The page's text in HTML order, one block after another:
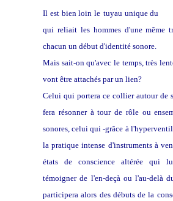
Il est bien loin le tuyau unique du
qui reliait les hommes d'une même
chacun un début d'identité sonore.
Mais sait-on qu'avec le temps, très
vont être attachés par un lien?
Celui qui portera ce collier autour de
fera résonner à tour de rôle ou
sonores, celui qui -grâce à
la pratique intense d'instruments à
états de conscience altérée qui
témoigner de l'en-deçà ou l'au-delà
participera alors des débuts de la